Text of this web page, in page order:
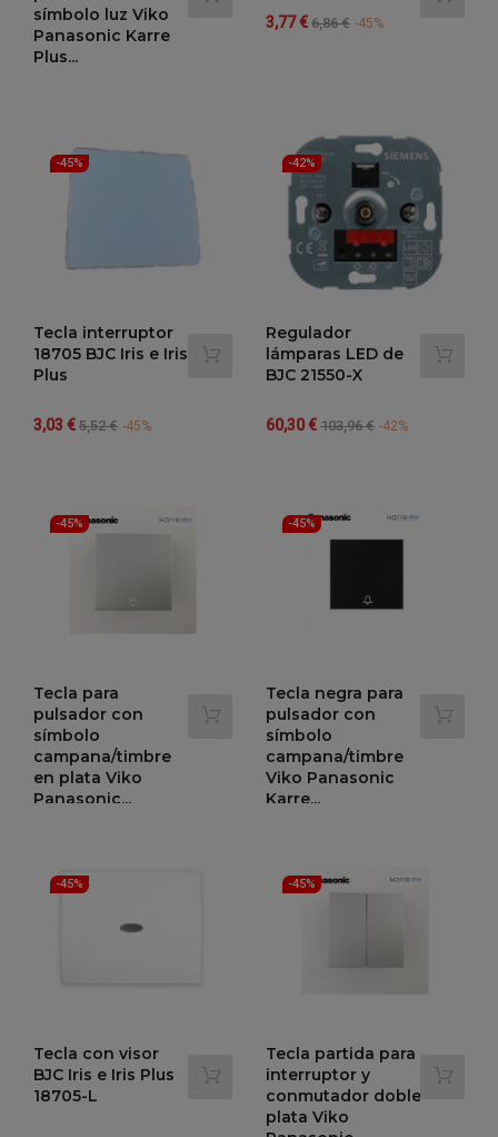
símbolo luz Viko
Panasonic Karre
Plus...
Precio
3,77 €Precio
6,86 € -45%
-45%
Tecla interruptor
18705 BJC Iris e Iris
Plus
Precio
3,03 €Precio
5,52 € -45%
-42%
Regulador
lámparas LED de
BJC 21550-X
Precio
60,30 €Precio
103,96 € -42%
-45%
Tecla para
pulsador con
símbolo
campana/timbre
en plata Viko
Panasonic...
-45%
Tecla negra para
pulsador con
símbolo
campana/timbre
Viko Panasonic
Karre...
-45%
Tecla con visor
BJC Iris e Iris Plus
18705-L
-45%
Tecla partida para
interruptor y
conmutador doble
plata Viko